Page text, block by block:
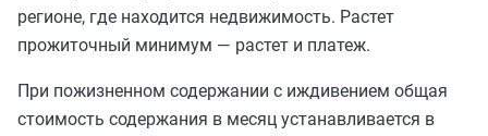
регионе, где находится недвижимость. Растет
прожиточный минимум — растет и платеж.
При пожизненном содержании с иждивением общая
стоимость содержания в месяц устанавливается в